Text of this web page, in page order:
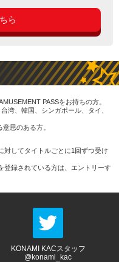
ら
PASSをお持ちの方。
湾、韓国、シンガポール、タイ、
思のある方。
対してタイトルごとに1回ずつ受け
登録されている方は、エントリーす
KONAMI KACスタッフ
@konami_kac